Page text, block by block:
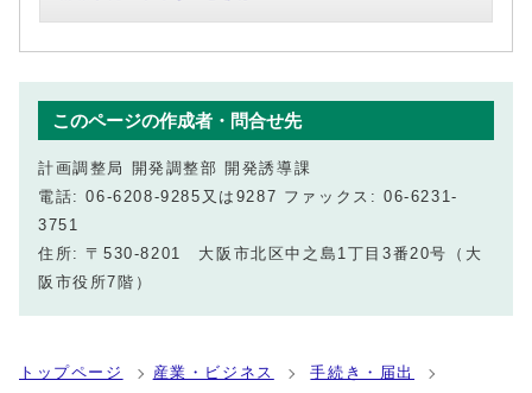
このページの作成者・問合せ先
計画調整局 開発調整部 開発誘導課
電話: 06-6208-9285又は9287 ファックス: 06-6231-
3751
住所: 〒530-8201 大阪市北区中之島1丁目3番20号（大
阪市役所7階）
トップページ 産業・ビジネス
手続き・届出